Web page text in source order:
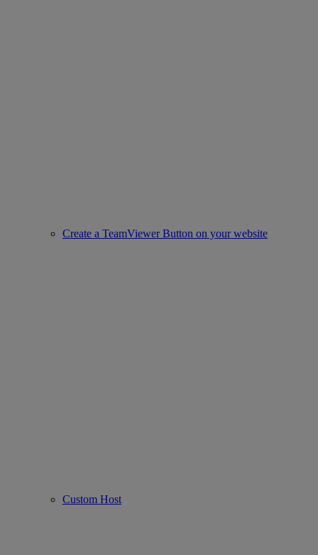
Create a TeamViewer Button on your website
Custom Host